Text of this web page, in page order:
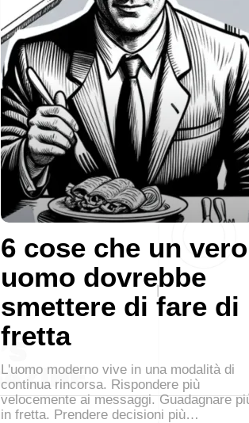
6 cose che un vero
uomo dovrebbe
smettere di fare di
fretta
L'uomo moderno vive in una modalità di
continua rincorsa. Rispondere più
velocemente ai messaggi. Guadagnare
in fretta. Prendere decisioni più…